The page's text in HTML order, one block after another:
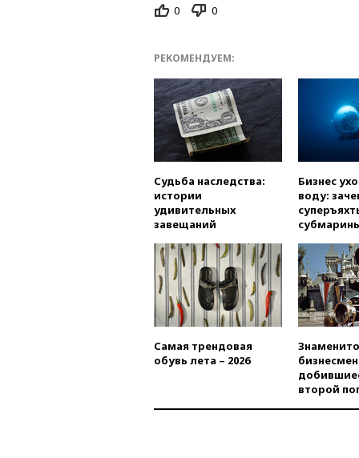
0 0
РЕКОМЕНДУЕМ:
Судьба наследства:
истории
удивительных
завещаний
Бизнес
воду:
Самая трендовая
обувь лета – 2026
второй